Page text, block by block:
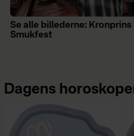
Se alle billederne: Kronprins
Smukfest
Dagens